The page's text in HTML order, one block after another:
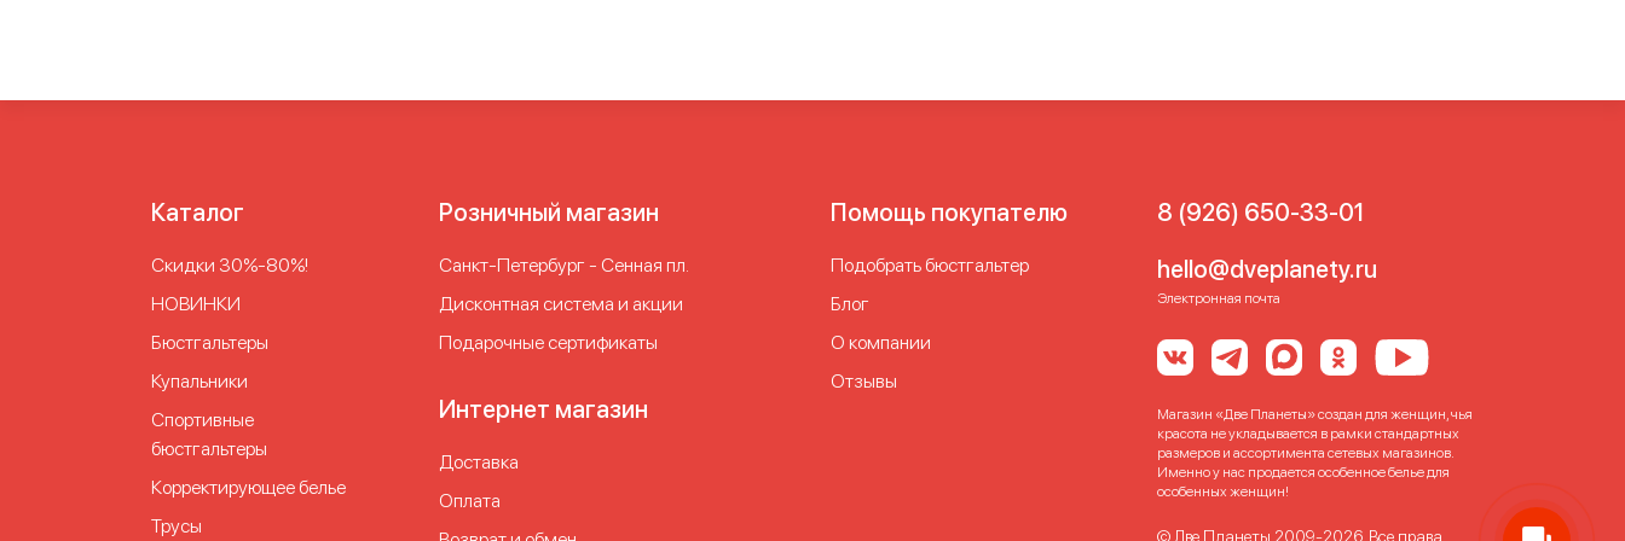
Нижнее женское белье утягивающее Подтягивающее белье Сильно корректирующее белье Утягивающее белье больших размеров
Каталог
Скидки 30%-80%!
НОВИНКИ
Бюстгальтеры
Купальники
Спортивные
бюстгальтеры
Корректирующее белье
Трусы
Розничный магазин
Cанкт-Петербург - Сенная пл.
Дисконтная система и акции
Подарочные сертификаты
Интернет магазин
Доставка
Оплата
Помощь покупателю
Подобрать бюстгальтер
Блог
О компании
Отзывы
8 (926) 650-33-01
hello@dveplanety.ru
Электронная почта
Магазин «Две Планеты» создан для женщин, чья
красота не укладывается в рамки стандартных
размеров и ассортимента сетевых магазинов.
Именно у нас продается особенное белье для
особенных женщин!
© Две Планеты 2009-2026. Все права